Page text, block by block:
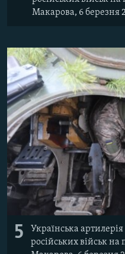
Макарова, 6 березня
5
Українська
російських військ на